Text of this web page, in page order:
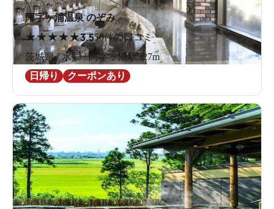
阿字ヶ浦温泉 のぞみ
★★★★★3.550件の口コミ
茨城県 / 水戸 / 阿字ヶ浦駅327m
日帰り
クーポンあり